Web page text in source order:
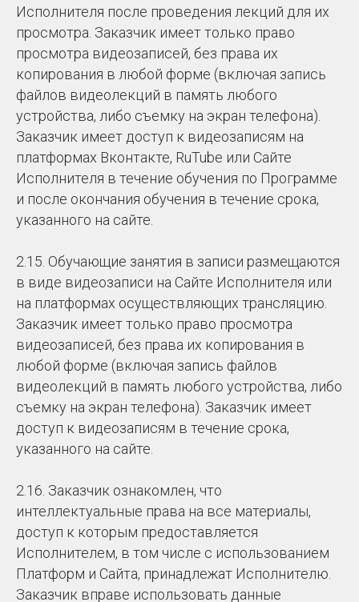
Исполнителя после проведения лекций для их
просмотра. Заказчик имеет только право
просмотра видеозаписей, без права их
копирования в любой форме (включая запись
файлов видеолекций в память любого
устройства, либо съемку на экран телефона).
Заказчик имеет доступ к видеозаписям на
платформах Вконтакте, RuTube или Сайте
Исполнителя в течение обучения по Программе
и после окончания обучения в течение срока,
указанного на сайте.
2.15. Обучающие занятия в записи размещаются
в виде видеозаписи на Сайте Исполнителя или
на платформах осуществляющих трансляцию.
Заказчик имеет только право просмотра
видеозаписей, без права их копирования в
любой форме (включая запись файлов
видеолекций в память любого устройства, либо
съемку на экран телефона). Заказчик имеет
доступ к видеозаписям в течение срока,
указанного на сайте.
2.16. Заказчик ознакомлен, что
интеллектуальные права на все материалы,
доступ к которым предоставляется
Исполнителем, в том числе с использованием
Платформ и Сайта, принадлежат Исполнителю.
Заказчик вправе использовать данные